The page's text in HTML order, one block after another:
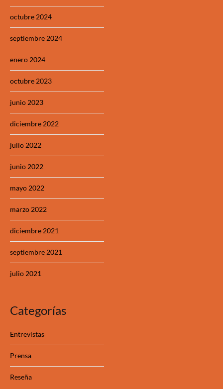
octubre 2024
septiembre 2024
enero 2024
octubre 2023
junio 2023
diciembre 2022
julio 2022
junio 2022
mayo 2022
marzo 2022
diciembre 2021
septiembre 2021
julio 2021
Categorías
Entrevistas
Prensa
Reseña